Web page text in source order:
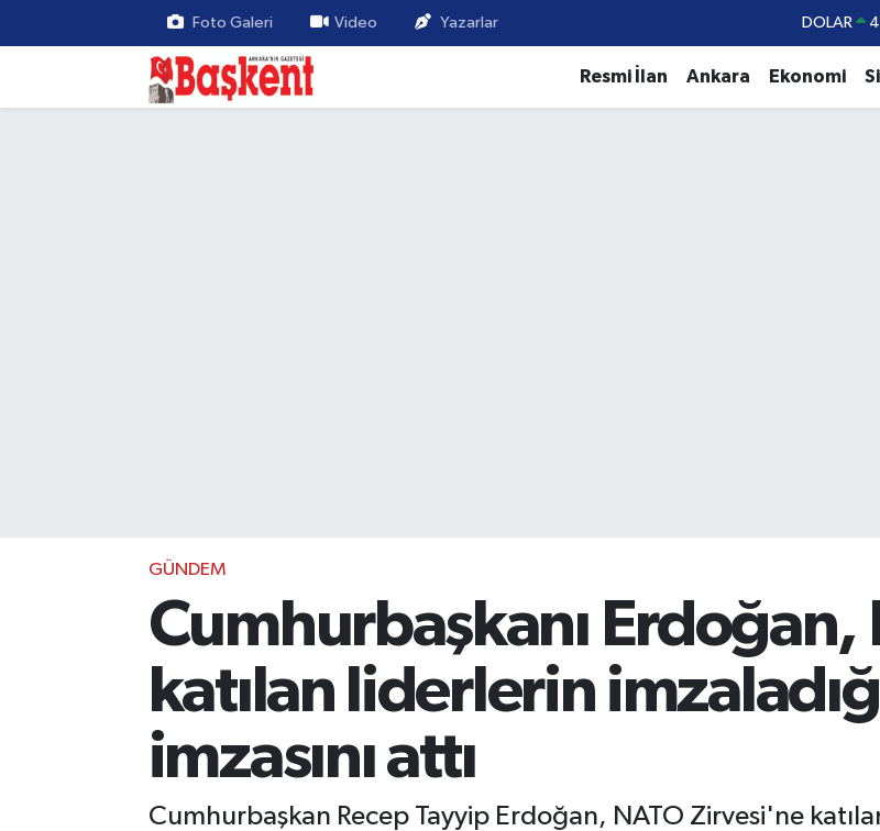
Foto Galeri Video Yazarlar DOLAR
Resmi İlan Ankara Ekonomi
GÜNDEM
Cumhurbaşkanı
katılan liderlerin
imzasını attı
Cumhurbaşkan Recep Tayyip Erdoğan, NATO Zirvesi'ne